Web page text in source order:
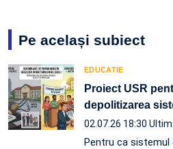
Pe același subiect
EDUCATIE
Proiect USR
depolitizarea
02.07.26 18:30
Pentru ca sistemul